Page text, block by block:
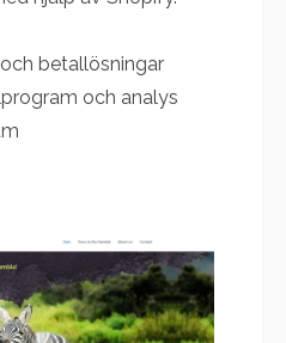
betallösningar
och analys